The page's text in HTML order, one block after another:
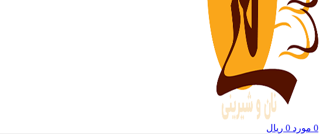
0 مورد 0 ریال